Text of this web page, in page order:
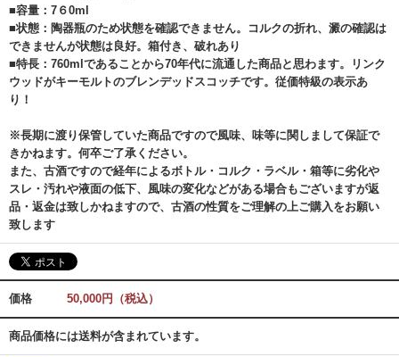
■容量：7６0ml
■状態：陶器瓶のため状態を確認できません。コルクの折れ、澱の確認は
できませんが状態は良好。箱付き、破れあり
■特長：760mlであることから70年代に流通した商品と思わます。リンク
ウッドがキーモルトのブレンデッドスコッチです。従価特級の表示あ
り！
※長期に渡り保管していた商品ですので風味、味等に関しまして保証で
きかねます。何卒ご了承ください。
また、古酒ですので経年によるボトル・コルク・ラベル・箱等に劣化や
スレ・汚れや液面の低下、風味の変化などがある場合もございますが返
品・返金は致しかねますので、古酒の性質をご理解の上ご購入をお願い
致します
価格 50,000円（税込）
商品価格には送料が含まれています。